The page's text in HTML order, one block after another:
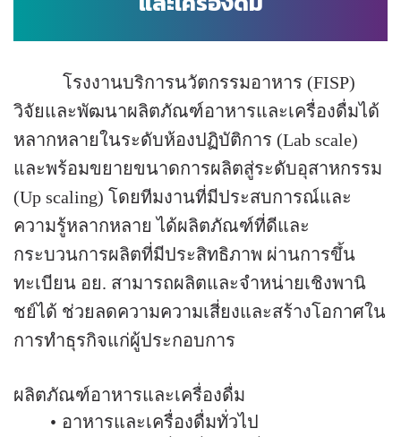
โรงงานบริการนวัตกรรมอาหาร (FISP)
วิจัยและพัฒนาผลิตภัณฑ์อาหารและเครื่องดื่มได้
หลากหลายในระดับห้องปฏิบัติการ (Lab scale)
และพร้อมขยายขนาดการผลิตสู่ระดับอุสาหกรรม
(Up scaling) โดยทีมงานที่มีประสบการณ์และ
ความรู้หลากหลาย ได้ผลิตภัณฑ์ที่ดีและ
กระบวนการผลิตที่มีประสิทธิภาพ ผ่านการขึ้น
ทะเบียน อย. สามารถผลิตและจำหน่ายเชิงพานิ
ชย์ได้ ช่วยลดความความเสี่ยงและสร้างโอกาศใน
การทำธุรกิจแก่ผู้ประกอบการ
ผลิตภัณฑ์อาหารและเครื่องดื่ม
อาหารและเครื่องดื่มทั่วไป